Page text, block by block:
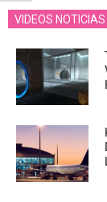
VIDEOS NOTICIAS